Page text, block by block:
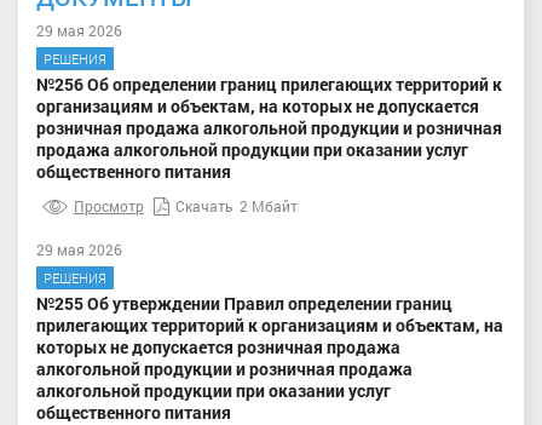
29 мая 2026
РЕШЕНИЯ
№256 Об определении границ прилегающих территорий к
организациям и объектам, на которых не допускается
розничная продажа алкогольной продукции и розничная
продажа алкогольной продукции при оказании услуг
общественного питания
Просмотр Скачать 2 Мбайт
29 мая 2026
РЕШЕНИЯ
№255 Об утверждении Правил определении границ
прилегающих территорий к организациям и объектам, на
которых не допускается розничная продажа
алкогольной продукции и розничная продажа
алкогольной продукции при оказании услуг
общественного питания